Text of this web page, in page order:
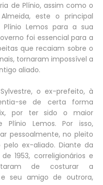
de Plínio, assim como o
este o principal
Lemos para a sua
foi essencial para a
que recaiam sobre o
tornaram impossível a
aliado.
o ex-prefeito, à
se de certa forma
por ter sido o maior
Plínio Lemos. Por isso,
pessoalmente, no pleito
pelo ex-aliado. Diante da
1953, correligionários e
de costurar a
seu amigo de outrora,